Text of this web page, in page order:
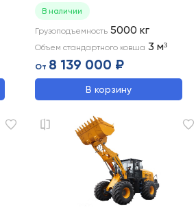
В наличии
Грузоподъемность 5000 кг
Объем стандартного ковша 3 м³
От 8 139 000 ₽
В корзину